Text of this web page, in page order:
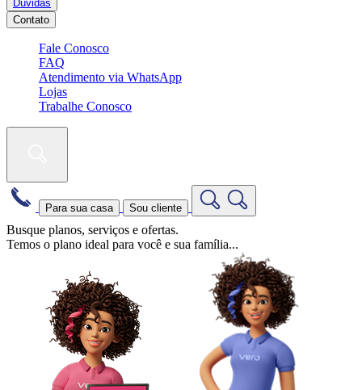
Dúvidas
Contato
Fale Conosco
FAQ
Atendimento via WhatsApp
Lojas
Trabalhe Conosco
Para sua casa Sou cliente
Busque planos, serviços e ofertas.
Temos o plano ideal para você e sua família...